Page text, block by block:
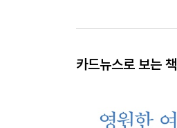
카드뉴스로 보는 책